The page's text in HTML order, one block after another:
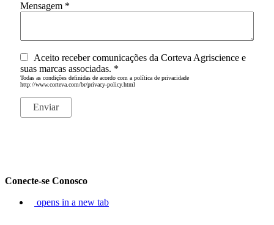
Mensagem *
Aceito receber comunicações da Corteva Agriscience e
suas marcas associadas. *
Todas as condições definidas de acordo com a política de privacidade
http://www.corteva.com/br/privacy-policy.html
Conecte-se Conosco
opens in a new tab